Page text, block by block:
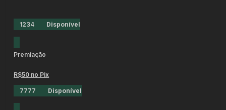
1234 Disponível
Premiação
R$50 no Pix
7777 Disponível